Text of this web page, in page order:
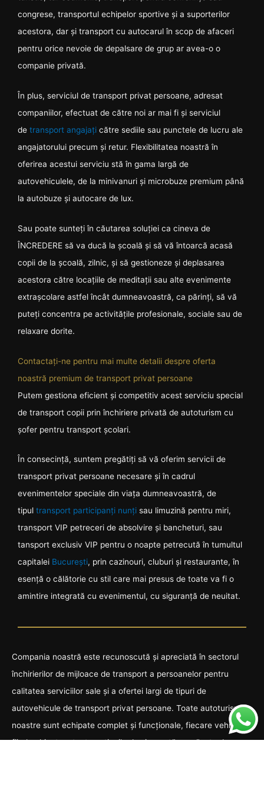
congrese, transportul echipelor sportive și a suporterilor
acestora, dar și transport cu autocarul în scop de afaceri
pentru orice nevoie de depalsare de grup ar avea-o o
companie privată.
În plus, serviciul de transport privat persoane, adresat
companiilor, efectuat de către noi ar mai fi și serviciul
de transport angajați către sediile sau punctele de lucru ale
angajatorului precum și retur. Flexibilitatea noastră în
oferirea acestui serviciu stă în gama largă de
autovehiculele, de la minivanuri și microbuze premium până
la autobuze și autocare de lux.
Sau poate sunteți în căutarea soluției ca cineva de
ÎNCREDERE să va ducă la școală și să vă întoarcă acasă
copii de la școală, zilnic, și să gestioneze și deplasarea
acestora către locațiile de meditații sau alte evenimente
extrașcolare astfel încât dumneavoastră, ca părinți, să vă
puteți concentra pe activitățile profesionale, sociale sau de
relaxare dorite.
Contactați-ne pentru mai multe detalii despre oferta
noastră premium de transport privat persoane
Putem gestiona eficient și competitiv acest serviciu special
de transport copii prin închiriere privată de autoturism cu
șofer pentru transport școlari.
În consecință, suntem pregătiți să vă oferim servicii de
transport privat persoane necesare și în cadrul
evenimentelor speciale din viața dumneavoastră, de
tipul transport participanți nunți sau limuzină pentru miri,
transport VIP petreceri de absolvire și bancheturi, sau
tansport exclusiv VIP pentru o noapte petrecută în tumultul
capitalei București, prin cazinouri, cluburi și restaurante, în
esență o călătorie cu stil care mai presus de toate va fi o
amintire integrată cu evenimentul, cu siguranță de neuitat.
Compania noastră este recunoscută și apreciată în sectorul
închirierilor de mijloace de transport a persoanelor pentru
calitatea serviciilor sale și a ofertei largi de tipuri de
autovehicule de transport privat persoane. Toate autoturismele
noastre sunt echipate complet și funcționale, fiecare vehicul
fiind echipat cu toate opțiunile de siguranță prevăzute de